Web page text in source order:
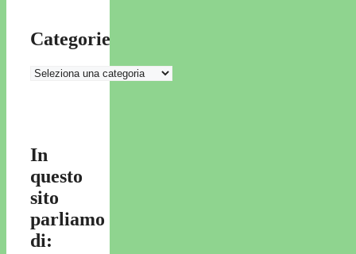
Categorie
Categorie
In
questo
sito
parliamo
di: